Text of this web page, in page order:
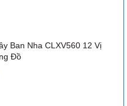
Ban Nha CLXV560 12 Vị
Đồ